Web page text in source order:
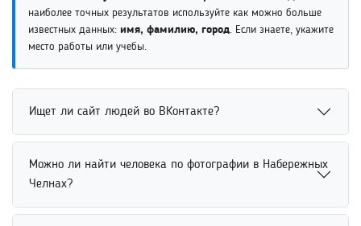
наиболее точных результатов используйте как можно больше
известных данных: имя, фамилию, город. Если знаете, укажите
место работы или учебы.
Ищет ли сайт людей во ВКонтакте?
Поиск людей во ВКонтакте возможен через открытые
профили и доступные данные пользователей. Сервис
учебы или другим сведениям. Использование
Можно ли найти человека по фотографии в Набережных
Челнах?